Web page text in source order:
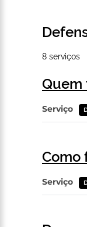
8 serviços
Serviço
Como
Serviço